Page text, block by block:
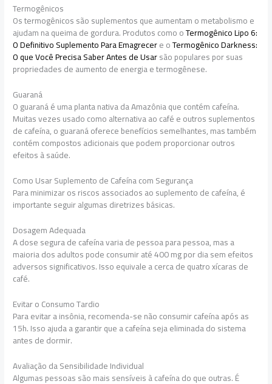
Termogênicos
Os termogênicos são suplementos que aumentam o metabolismo e
ajudam na queima de gordura. Produtos como oTermogênico Lipo 6:
O Definitivo Suplemento Para Emagrecere oTermogênico Darkness:
O que Você Precisa Saber Antes de Usarsão populares por suas
propriedades de aumento de energia e termogênese.
Guaraná
O guaraná é uma planta nativa da Amazônia que contém cafeína.
Muitas vezes usado como alternativa ao café e outros suplementos
de cafeína, o guaraná oferece benefícios semelhantes, mas também
contém compostos adicionais que podem proporcionar outros
efeitos à saúde.
Como Usar Suplemento de Cafeína com Segurança
Para minimizar os riscos associados ao suplemento de cafeína, é
importante seguir algumas diretrizes básicas.
Dosagem Adequada
A dose segura de cafeína varia de pessoa para pessoa, mas a
maioria dos adultos pode consumir até 400 mg por dia sem efeitos
adversos significativos. Isso equivale a cerca de quatro xícaras de
café.
Evitar o Consumo Tardio
Para evitar a insônia, recomenda-se não consumir cafeína após as
15h. Isso ajuda a garantir que a cafeína seja eliminada do sistema
antes de dormir.
Avaliação da Sensibilidade Individual
Algumas pessoas são mais sensíveis à cafeína do que outras. É